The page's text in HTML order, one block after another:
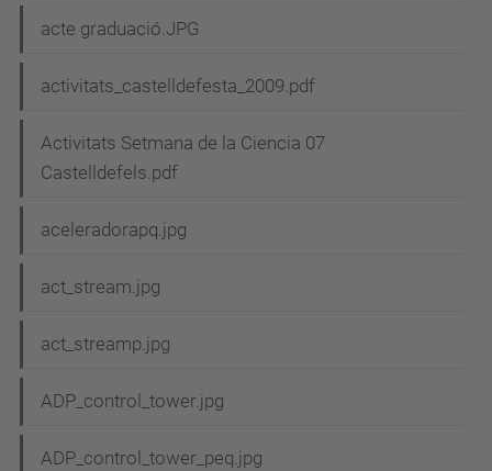
acte graduació.JPG
activitats_castelldefesta_2009.pdf
Activitats Setmana de la Ciencia 07
Castelldefels.pdf
aceleradorapq.jpg
act_stream.jpg
act_streamp.jpg
ADP_control_tower.jpg
ADP_control_tower_peq.jpg